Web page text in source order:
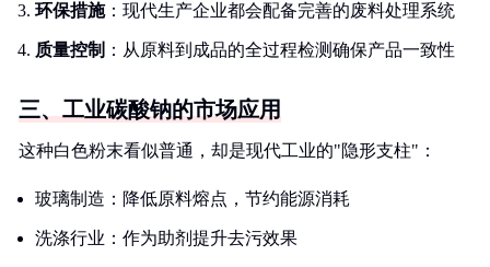
环保措施：现代生产企业都会配备完善的废料处理系统
质量控制 ：从原料到成品的全过程检测确保产品一致性
三、工业碳酸钠的市场应用
这种白色粉末看似普通，却是现代工业的"隐形支柱"：
玻璃制造：降低原料熔点，节约能源消耗
洗涤行业：作为助剂提升去污效果